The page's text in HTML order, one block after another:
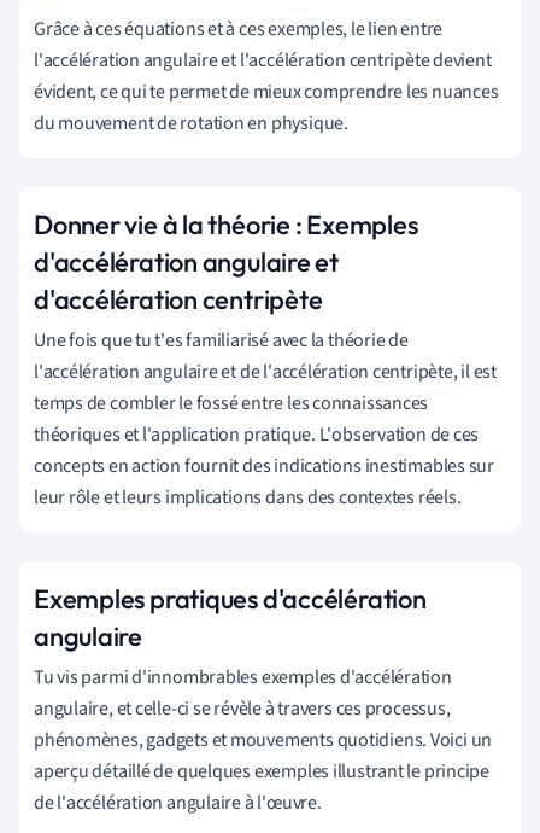
Grâce à ces équations et à ces exemples, le lien entre
l'accélération angulaire et l'accélération centripète devient
évident, ce qui te permet de mieux comprendre les nuances
du mouvement de rotation en physique.
Donner vie à la théorie : Exemples
d'accélération angulaire et
d'accélération centripète
Une fois que tu t'es familiarisé avec la théorie de
l'accélération angulaire et de l'accélération centripète, il est
temps de combler le fossé entre les connaissances
théoriques et l'application pratique. L'observation de ces
concepts en action fournit des indications inestimables sur
leur rôle et leurs implications dans des contextes réels.
Exemples pratiques d'accélération
angulaire
Tu vis parmi d'innombrables exemples d'accélération
angulaire, et celle-ci se révèle à travers ces processus,
phénomènes, gadgets et mouvements quotidiens. Voici un
aperçu détaillé de quelques exemples illustrant le principe
de l'accélération angulaire à l'œuvre.